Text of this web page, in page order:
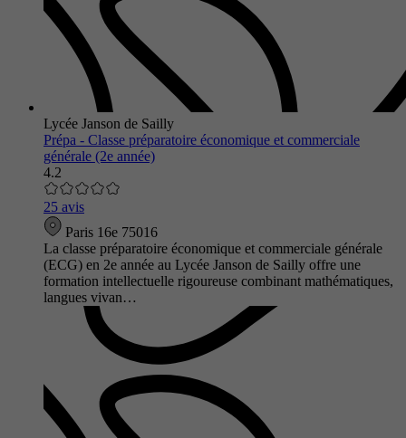
Lycée Janson de Sailly
Prépa - Classe préparatoire économique et commerciale
générale (2e année)
4.2
25 avis
Paris 16e 75016
La classe préparatoire économique et commerciale générale
(ECG) en 2e année au Lycée Janson de Sailly offre une
formation intellectuelle rigoureuse combinant mathématiques,
langues vivan…